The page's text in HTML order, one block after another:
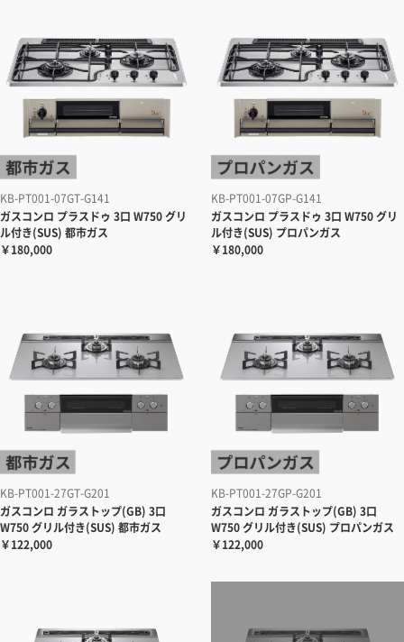
KB-PT001-07GT-G141
ガスコンロ プラスドゥ 3口 W750 グリ
ル付き(SUS) 都市ガス
￥180,000
KB-PT001-07GP-G141
ガスコンロ プラスドゥ 3口 W750 グリ
ル付き(SUS) プロパンガス
￥180,000
KB-PT001-27GT-G201
ガスコンロ ガラストップ(GB) 3口
W750 グリル付き(SUS) 都市ガス
￥122,000
KB-PT001-27GP-G201
ガスコンロ ガラストップ(GB) 3口
W750 グリル付き(SUS) プロパンガス
￥122,000